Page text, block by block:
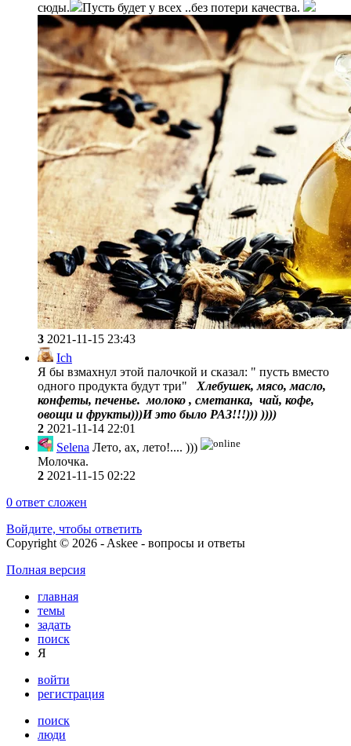
сюды.
Пусть будет у всех ..без потери качества.
3 2021-11-15 23:43
Ich
Я бы взмахнул этой палочкой и сказал: " пусть вместо
одного продукта будут три" Хлебушек, мясо, масло,
конфеты, печенье. молоко , сметанка, чай, кофе,
овощи и фрукты)))И это было РАЗ!!!))) ))))
2 2021-11-14 22:01
Selena Лето, ах, лето!.... )))
Молочка.
2 2021-11-15 02:22
0 ответ сложен
Войдите, чтобы ответить
Copyright © 2026 - Askee - вопросы и ответы
Полная версия
главная
темы
задать
поиск
Я
войти
регистрация
поиск
люди